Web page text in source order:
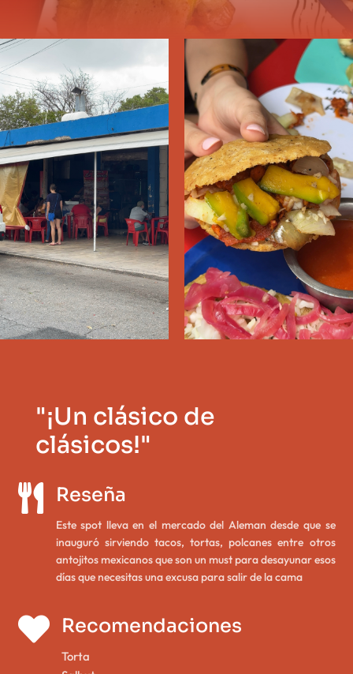
"¡Un clásico de
clásicos!"
 Reseña
Este spot lleva en el mercado del Aleman desde que se
inauguró sirviendo tacos, tortas, polcanes entre otros
antojitos mexicanos que son un must para desayunar esos
días que necesitas una excusa para salir de la cama
 Recomendaciones
Torta